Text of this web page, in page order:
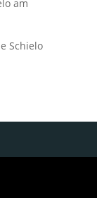
am
Schielo